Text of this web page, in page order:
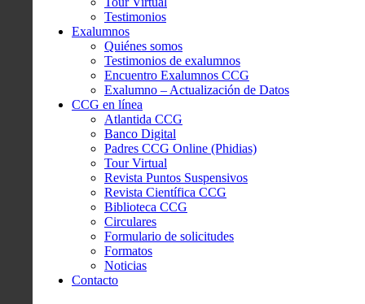
Testimonios
Exalumnos
Quiénes somos
Testimonios de exalumnos
Encuentro Exalumnos CCG
Exalumno – Actualización de Datos
CCG en línea
Atlantida CCG
Banco Digital
Padres CCG Online (Phidias)
Tour Virtual
Revista Puntos Suspensivos
Revista Científica CCG
Biblioteca CCG
Circulares
Formulario de solicitudes
Formatos
Noticias
Contacto